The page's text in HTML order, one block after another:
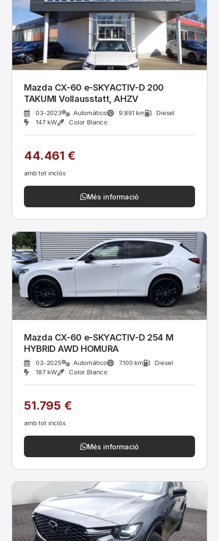
Mazda CX-60 e-SKYACTIV-D 200
TAKUMI Vollausstatt, AHZV
03-2023 Automático 9.891 km
Diesel
147 kW
Color Blanco
44.461 €
amb tot inclòs
Més informació
Mazda CX-60 e-SKYACTIV-D 254 M
HYBRID AWD HOMURA
03-2025 Automático 7.100 km
Diesel
187 kW
Color Blanco
51.795 €
amb tot inclòs
Més informació